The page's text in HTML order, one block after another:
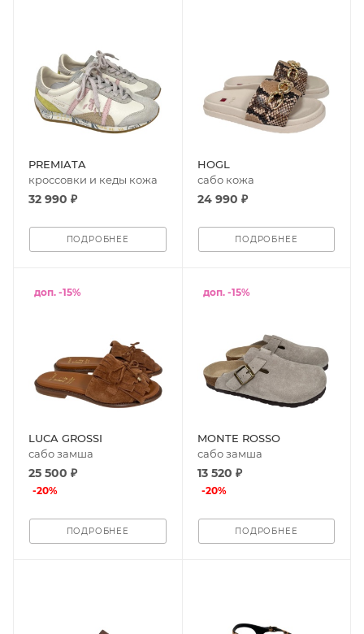
PREMIATA
кроссовки и кеды кожа
32 990 ₽
ПОДРОБНЕЕ
HOGL
сабо кожа
24 990 ₽
ПОДРОБНЕЕ
доп. -15%
LUCA GROSSI
сабо замша
25 500 ₽
-20%
ПОДРОБНЕЕ
доп. -15%
MONTE ROSSO
сабо замша
13 520 ₽
-20%
ПОДРОБНЕЕ